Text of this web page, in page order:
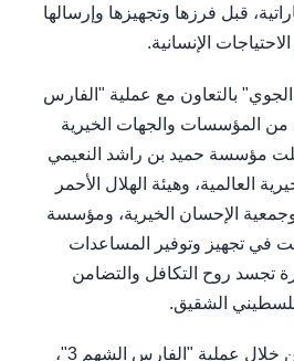
قبل فرزها وتجهيزها وإرسالها
الإنسانية.
بالتعاون مع عملية "الفارس
عدد من المؤسسات والجهات الخيرية
مؤسسة حميد بن راشد النعيمي
العالمية، وهيئة الهلال الأحمر
الإحسان الخيرية، ومؤسسة
في تجهيز وتوفير المساعدات
تجسد روح التكافل والتضامن
الشقيق.
وتواصل دولة الإمارات، من خلال عملية "الفارس الشهم 3"،